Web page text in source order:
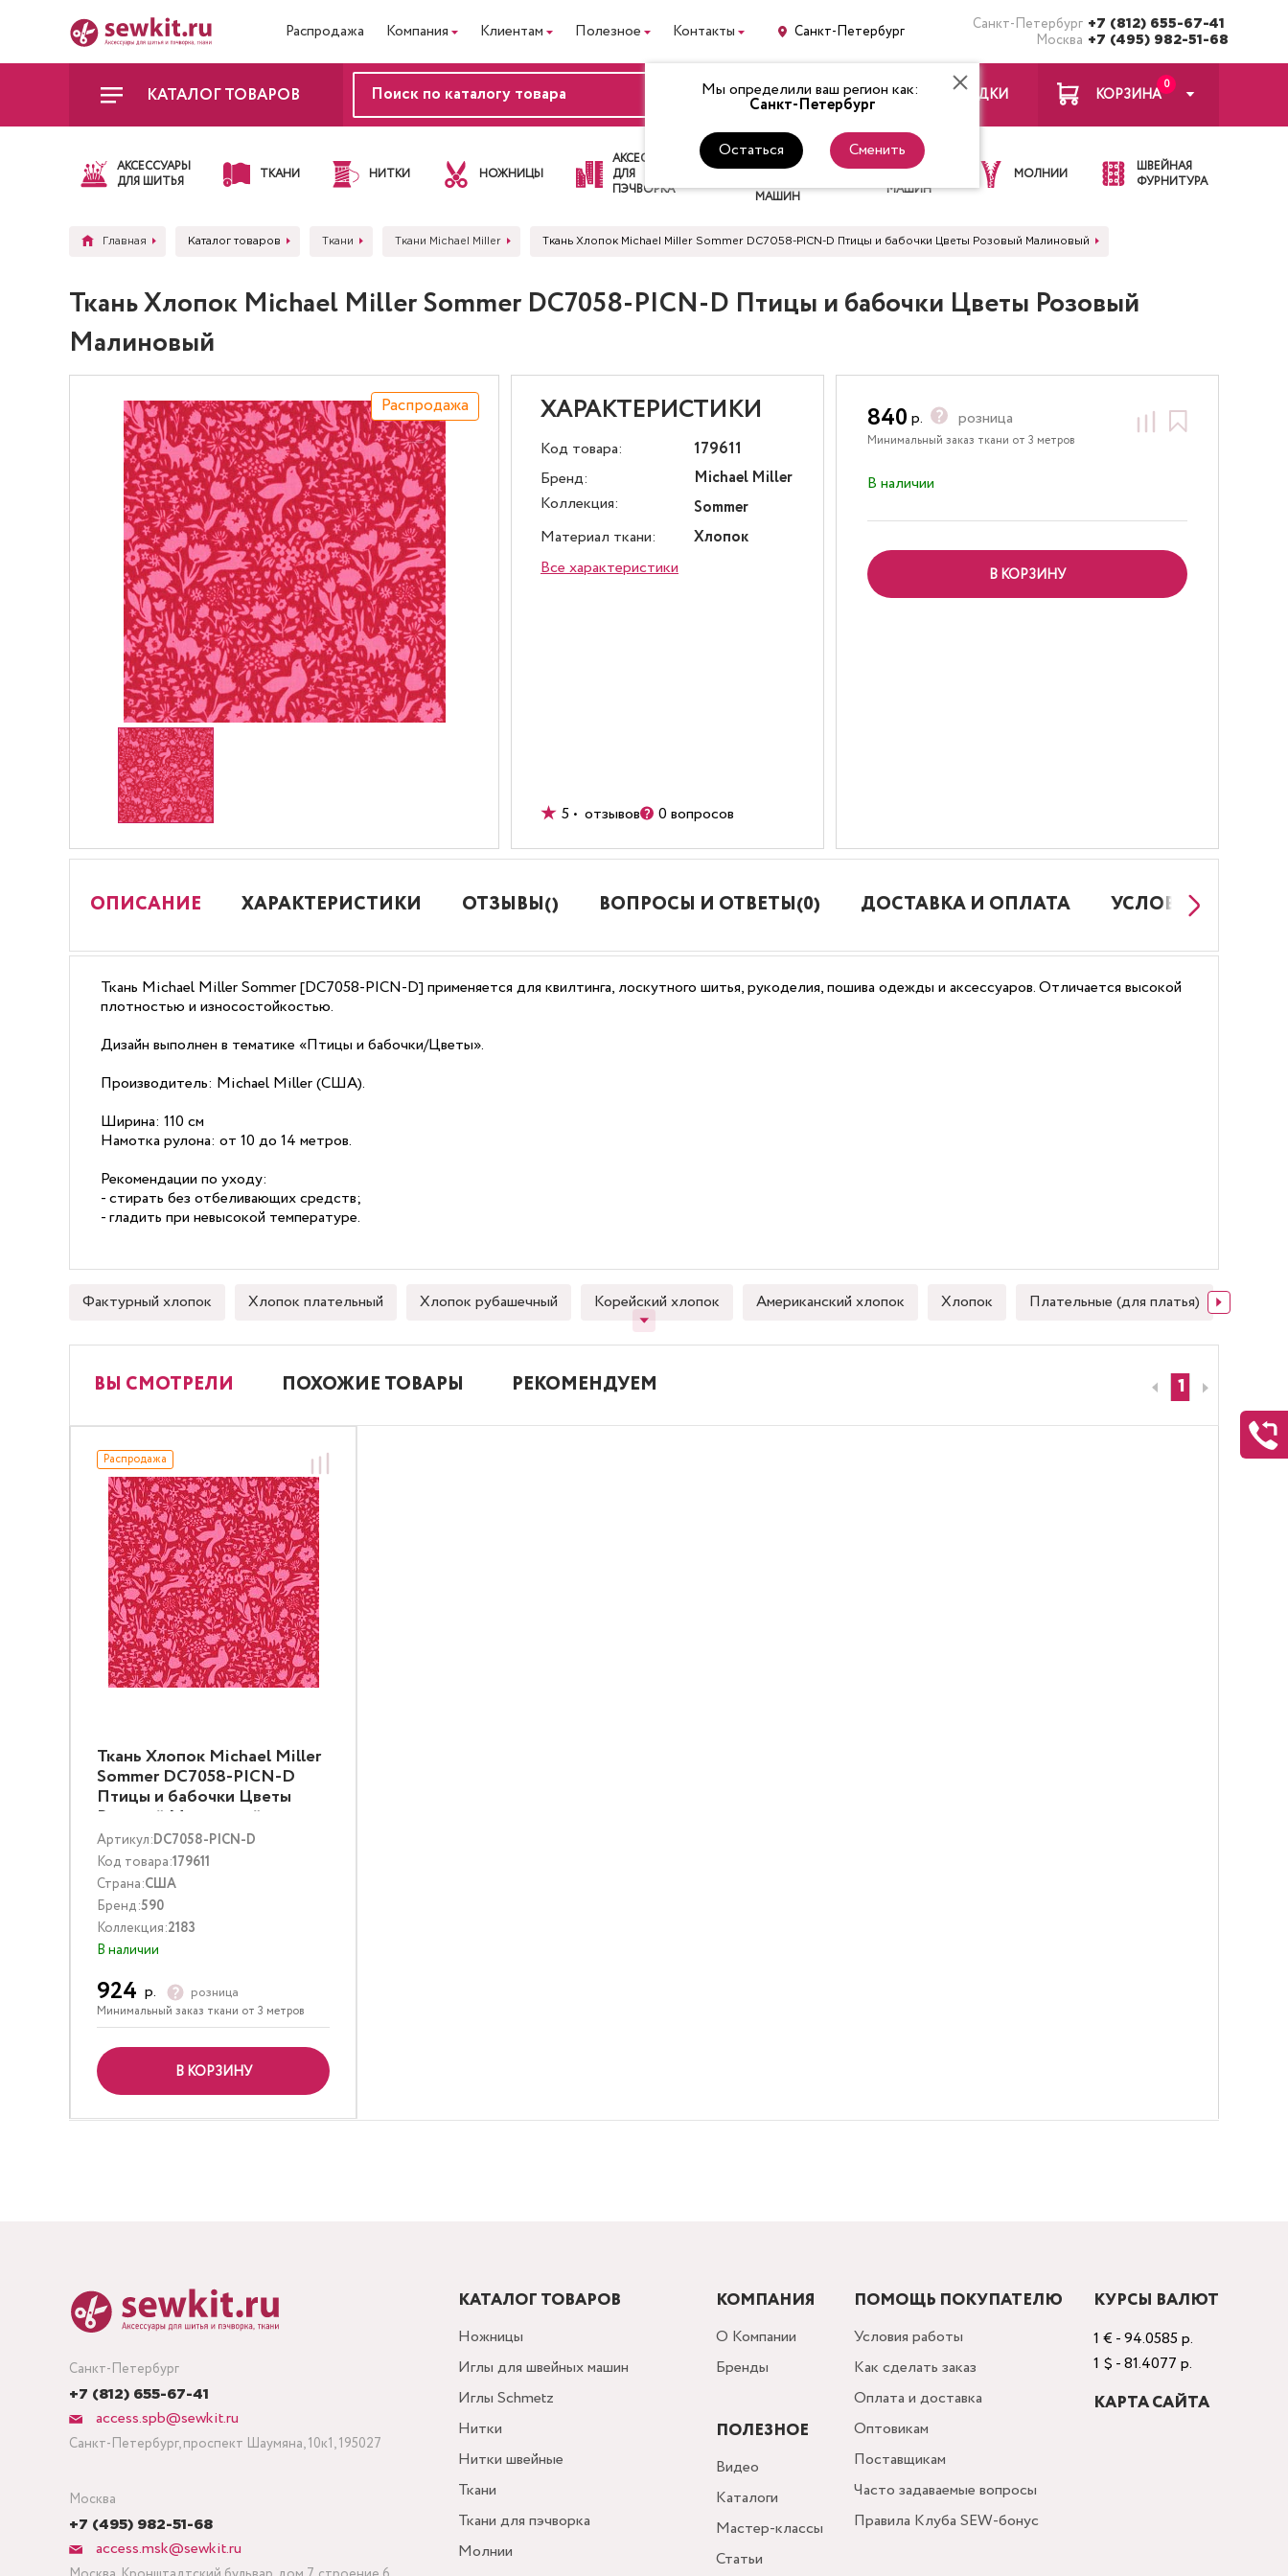
Распродажа Компания Клиентам Полезное Контакты Санкт-Петербург Санкт-Петербург +7 (812) 655-67-41
Москва +7 (495) 982-51-68
Мы определили ваш регион как:
Санкт-Петербург
Остаться Сменить
КАТАЛОГ ТОВАРОВ ВХОД ЗАКЛАДКИ
0
КОРЗИНА
АКСЕССУАРЫ
ДЛЯ ШИТЬЯ
ТКАНИ НИТКИ НОЖНИЦЫ
АКСЕССУАРЫ
ДЛЯ
ПЭЧВОРКА
ЛАПКИ
ДЛЯ
МАШИН
ИГЛЫ ДЛЯ
ШВЕЙНЫХ
МАШИН
МОЛНИИ
ШВЕЙНАЯ
ФУРНИТУРА
Главная Каталог товаров Ткани Ткани Michael Miller Ткань Хлопок Michael Miller Sommer DC7058-PICN-D Птицы и бабочки Цветы Розовый Малиновый
Ткань Хлопок Michael Miller Sommer DC7058-PICN-D Птицы и бабочки Цветы Розовый
Малиновый
Распродажа ХАРАКТЕРИСТИКИ
Код товара:
179611
Бренд:
Michael Miller
Коллекция:
Sommer
Материал ткани:
Хлопок
Все характеристики
5 • отзывов 0 вопросов
840 р. розница
Минимальный заказ ткани от 3 метров
В наличии
В КОРЗИНУ
ОПИСАНИЕ ХАРАКТЕРИСТИКИ ОТЗЫВЫ() ВОПРОСЫ И ОТВЕТЫ(0) ДОСТАВКА И ОПЛАТА УСЛОВИЯ РАБОТЫ
Ткань Michael Miller Sommer [DC7058-PICN-D] применяется для квилтинга, лоскутного шитья, рукоделия, пошива одежды и аксессуаров. Отличается высокой
плотностью и износостойкостью.
Дизайн выполнен в тематике «Птицы и бабочки/Цветы».
Производитель: Michael Miller (США).
Ширина: 110 см
Намотка рулона: от 10 до 14 метров.
Рекомендации по уходу:
- стирать без отбеливающих средств;
- гладить при невысокой температуре.
Фактурный хлопок Хлопок плательный Хлопок рубашечный Корейский хлопок Американский хлопок Хлопок Плательные (для платья)
ВЫ СМОТРЕЛИ ПОХОЖИЕ ТОВАРЫ РЕКОМЕНДУЕМ
Распродажа
Ткань Хлопок Michael Miller
Sommer DC7058-PICN-D
Птицы и бабочки Цветы
Розовый Малиновый
Артикул:DC7058-PICN-D
Код товара:179611
Страна:США
Бренд:590
Коллекция:2183
В наличии
924 р. розница
Минимальный заказ ткани от 3 метров
В КОРЗИНУ
1
Санкт-Петербург
+7 (812) 655-67-41
access.spb@sewkit.ru
Санкт-Петербург, проспект Шаумяна, 10к1, 195027
Москва
+7 (495) 982-51-68
access.msk@sewkit.ru
КАТАЛОГ ТОВАРОВ
Ножницы
Иглы для швейных машин
Иглы Schmetz
Нитки
Нитки швейные
Ткани
Ткани для пэчворка
Молнии
КОМПАНИЯ
О Компании
Бренды
ПОЛЕЗНОЕ
Видео
Каталоги
Мастер-классы
Статьи
ПОМОЩЬ ПОКУПАТЕЛЮ
Условия работы
Как сделать заказ
Оплата и доставка
Оптовикам
Поставщикам
Часто задаваемые вопросы
Правила Клуба SEW-бонус
КУРСЫ ВАЛЮТ
1 € - 94.0585 р.
1 $ - 81.4077 р.
КАРТА САЙТА